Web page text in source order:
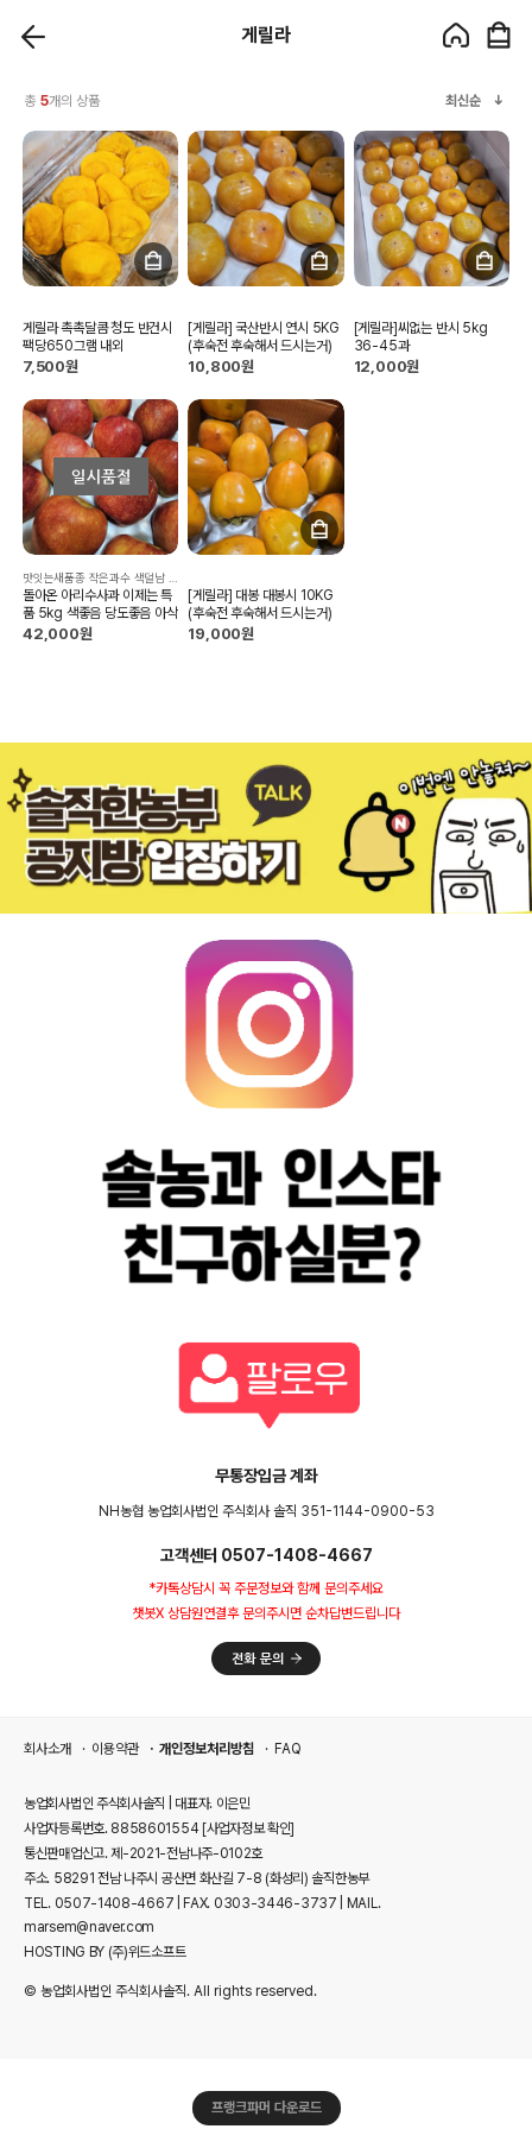
게릴라
총 5개의 상품 최신순
게릴라 촉촉달콤 청도 반건시
팩당650그램 내외
7,500원
[게릴라] 국산반시 연시 5KG
(후숙전 후숙해서 드시는거)
10,800원
[게릴라]씨없는 반시 5kg
36-45과
12,000원
돌아온 아리수사과 이제는 특
품 5kg 색좋음 당도좋음 아삭
42,000원
[게릴라] 대봉 대봉시 10KG
(후숙전 후숙해서 드시는거)
19,000원
무통장입금 계좌
NH농협 농업회사법인 주식회사 솔직 351-1144-0900-53
고객센터 0507-1408-4667
*카톡상담시 꼭 주문정보와 함께 문의주세요
챗봇X 상담원연결후 문의주시면 순차답변드립니다
회사소개 이용약관 개인정보처리방침 FAQ
농업회사법인 주식회사솔직 | 대표자. 이은민
사업자등록번호. 8858601554 [사업자정보 확인]
통신판매업신고. 제-2021-전남나주-0102호
주소. 58291 전남 나주시 공산면 화산길 7-8 (화성리) 솔직한농부
TEL. 0507-1408-4667 | FAX. 0303-3446-3737 | MAIL.
marsem@naver.com
HOSTING BY (주)위드소프트
© 농업회사법인 주식회사솔직. All rights reserved.
프랭크파머 다운로드